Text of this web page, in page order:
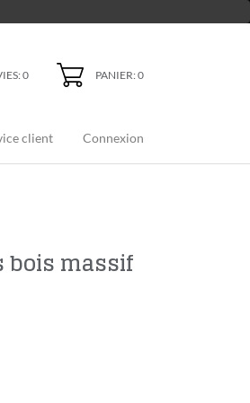
0 PANIER: 0
client Connexion
bois massif